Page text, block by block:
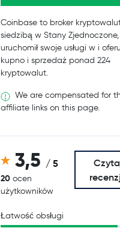
Coinbase to broker
siedzibą w Stany
uruchomił swoje usługi w i
kupno i sprzedaż ponad 224
kryptowalut.
We are compensated for
affiliate links on this page.
3,5 / 5
20 ocen
użytkowników
Łatwość obsługi